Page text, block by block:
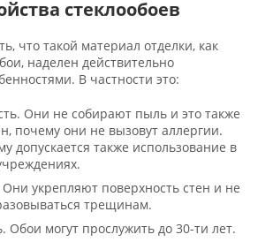
стеклообоев
что такой материал отделки, как
наделен действительно
В частности это:
Они не собирают пыль и это также
почему они не вызовут аллергии.
допускается также использование в
укрепляют поверхность стен и не
трещинам.
Обои могут прослужить до 30-ти лет.